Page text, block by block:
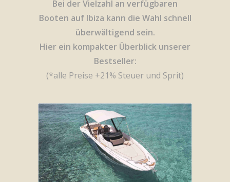
Bei der Vielzahl an verfügbaren
Booten auf Ibiza kann die Wahl schnell
überwältigend sein.
Hier ein kompakter Überblick unserer
Bestseller:
(*alle Preise +21% Steuer und Sprit)